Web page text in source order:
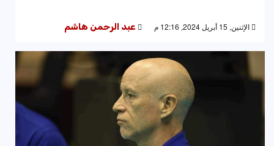
الإثنين, 15 أبريل 2024, 12:16 م عبد الرحمن هاشم